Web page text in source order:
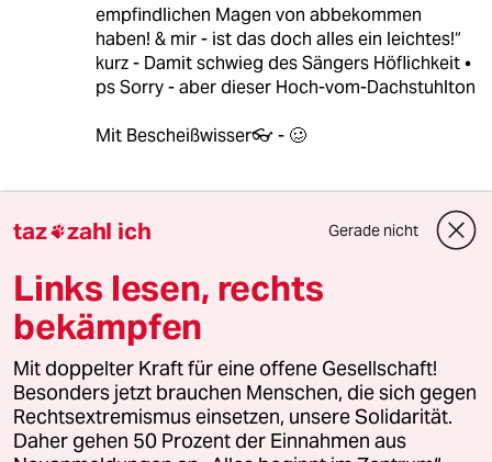
empfindlichen Magen von abbekommen
haben! & mir - ist das doch alles ein leichtes!“
kurz - Damit schwieg des Sängers Höflichkeit •
ps Sorry - aber dieser Hoch-vom-Dachstuhlton
Mit Bescheißwisser👓 - 🥴
Berglandraupe
11.10.2024
dann sollen sie halt kuchen essen oder sowas
KH Kabelbrand Höllenfeuer
11.10.2024,21:38 Uhr
Was glaubt der Auto eigentlich, in welche
Richtung sich die Preise für Margarine
taz zahl ich Gerade nicht
Links lesen, rechts
bekämpfen
Mit doppelter Kraft für eine offene Gesellschaft!
Besonders jetzt brauchen Menschen, die sich gegen
Rechtsextremismus einsetzen, unsere Solidarität.
Daher gehen 50 Prozent der Einnahmen aus